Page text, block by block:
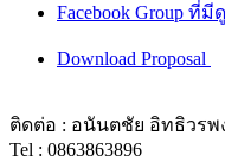
Facebook Group ที่
Download Proposal
ติดต่อ : อนันตชัย อิทธิวรพ
Tel : 0863863896